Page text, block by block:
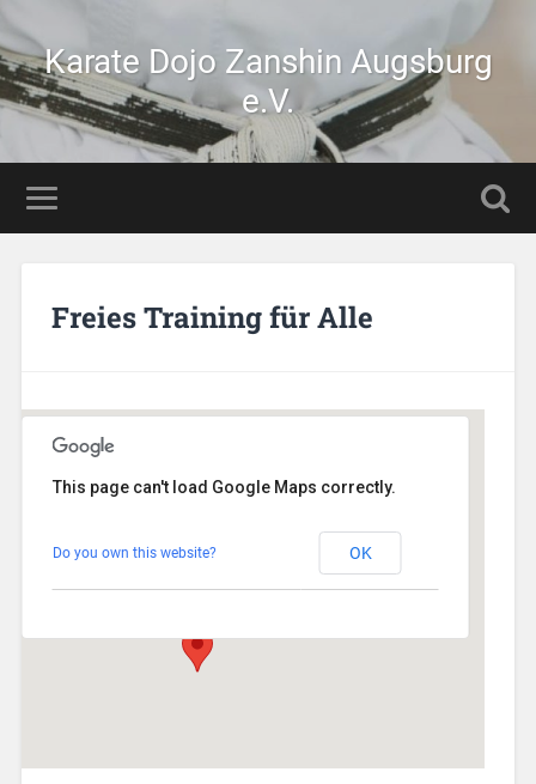
Karate Dojo Zanshin Augsburg
e.V.
Freies Training für Alle
Veranstaltungen
This page can't load Google Maps correctly.
Do you own this website? OK